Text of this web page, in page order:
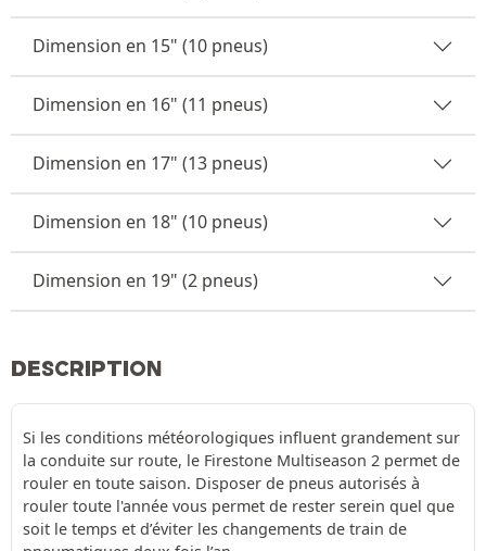
Dimension en 15" (10 pneus)
Dimension en 16" (11 pneus)
Dimension en 17" (13 pneus)
Dimension en 18" (10 pneus)
Dimension en 19" (2 pneus)
DESCRIPTION
Si les conditions météorologiques influent grandement sur
la conduite sur route, le Firestone Multiseason 2 permet de
rouler en toute saison. Disposer de pneus autorisés à
rouler toute l'année vous permet de rester serein quel que
soit le temps et d’éviter les changements de train de